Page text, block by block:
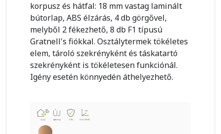
korpusz és hátfal: 18 mm vastag laminált
bútorlap, ABS élzárás, 4 db görgővel,
melyből 2 fékezhető, 8 db F1 típusú
Gratnell's fiókkal. Osztálytermek tökéletes
elem, tároló szekrényként és táskatartó
szekrényként is tökéletesen funkciónál.
Igény esetén könnyedén áthelyezhető.